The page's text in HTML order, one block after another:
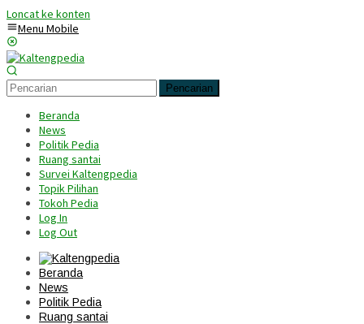
Loncat ke konten
Menu Mobile
Pencarian
Beranda
News
Politik Pedia
Ruang santai
Survei Kaltengpedia
Topik Pilihan
Tokoh Pedia
Log In
Log Out
Beranda
News
Politik Pedia
Ruang santai